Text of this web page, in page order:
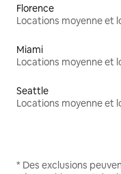
Florence
Miami
Seattle
* Des exclusions